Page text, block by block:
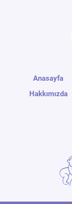
Anasayfa
Hakkımızda